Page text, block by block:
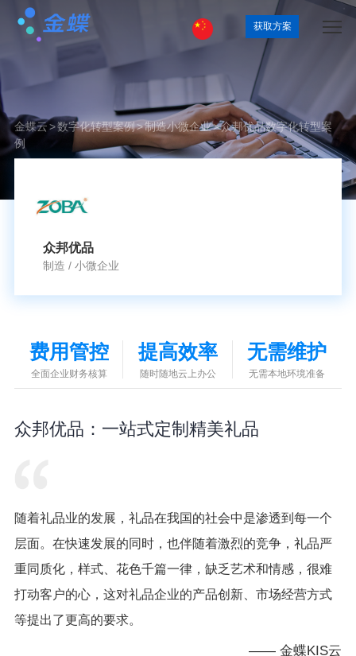
获取方案
金蝶云>数字化转型案例>制造小微企业>众邦优品数字化转型案
例
众邦优品
制造 / 小微企业
费用管控
全面企业财务核算
提高效率
随时随地云上办公
无需维护
无需本地环境准备
众邦优品：一站式定制精美礼品
随着礼品业的发展，礼品在我国的社会中是渗透到每一个
层面。在快速发展的同时，也伴随着激烈的竞争，礼品严
重同质化，样式、花色千篇一律，缺乏艺术和情感，很难
打动客户的心，这对礼品企业的产品创新、市场经营方式
等提出了更高的要求。
—— 金蝶KIS云